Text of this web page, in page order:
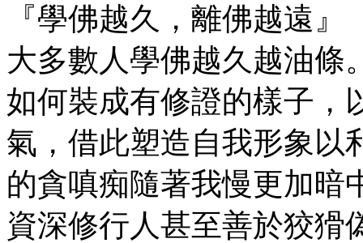
『學佛越久，離佛越遠』
大多數人學佛越久越油條
如何裝成有修證的樣子，
氣，借此塑造自我形象以
的貪嗔痴隨著我慢更加暗
資深修行人甚至善於狡猾